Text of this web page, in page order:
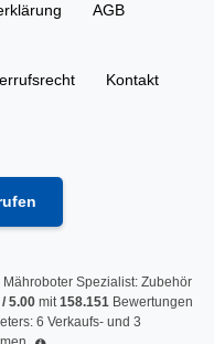
AGB
Kontakt
Mähroboter Spezialist: Zubehör
5.00mit158.151 Bewertungen
6 Verkaufs- und 3